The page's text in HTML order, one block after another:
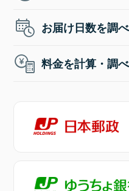
お届け日数を調
料金を計算・調